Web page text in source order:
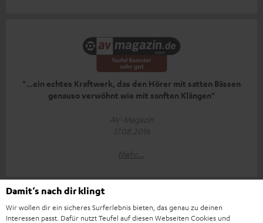
"...ein echtes Kraftwerk, das den Hörer mit satten Bässen
genauso verwöhnt wie mit sanften Klängen"
AV-Magazin
17.08.2016
Mehr...
Damit‘s nach dir klingt
Wir wollen dir ein sicheres Surferlebnis bieten, das genau zu deinen
Interessen passt. Dafür nutzt Teufel auf diesen Webseiten Cookies und